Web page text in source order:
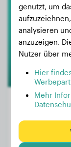
Alter:
genutzt, um
analysieren
anzuzeigen.
Nutzer über
Hier
Mehr